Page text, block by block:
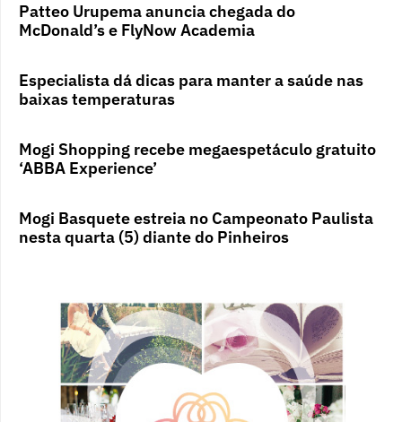
Patteo Urupema anuncia chegada do
McDonald’s e FlyNow Academia
Especialista dá dicas para manter a saúde nas
baixas temperaturas
Mogi Shopping recebe megaespetáculo gratuito
‘ABBA Experience’
Mogi Basquete estreia no Campeonato Paulista
nesta quarta (5) diante do Pinheiros